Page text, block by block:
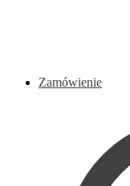
Zamówienie